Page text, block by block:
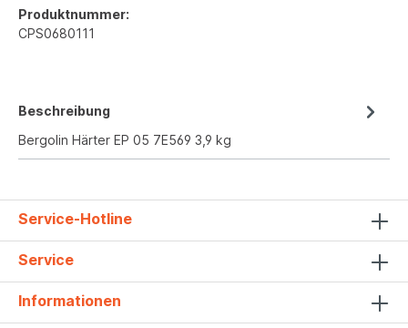
Produktnummer:
CPS0680111
Beschreibung
Bergolin Härter EP 05 7E569 3,9 kg
Service-Hotline
Service
Informationen